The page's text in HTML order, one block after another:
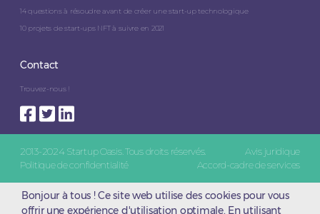
14 questions à résoudre avant de créer une start-up technologique
10 projets de start-ups NFT à suivre en 2021
Contact
Trouvez-nous !
2013-2024 Startup Oasis. Tous droits réservés.
Avis juridique
Politique de confidentialité
Accord-cadre de services
Bonjour à tous ! Ce site web utilise des cookies pour vous
offrir une expérience d'utilisation optimale. En utilisant